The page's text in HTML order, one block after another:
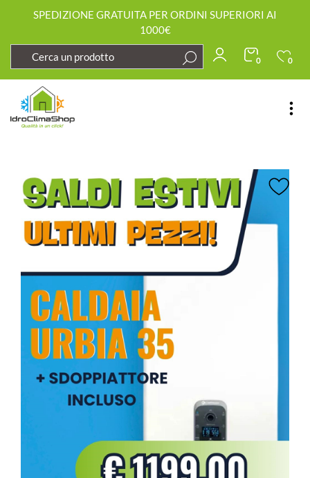
SPEDIZIONE GRATUITA PER ORDINI SUPERIORI AI
1000€
0 0